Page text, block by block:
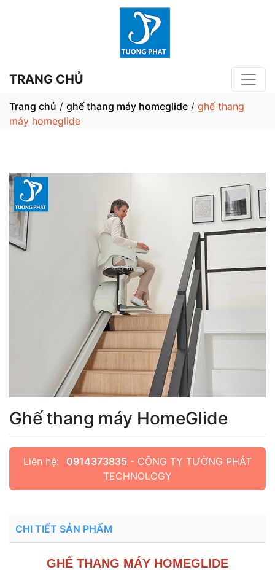
TRANG CHỦ
Trang chủ / ghế thang máy homeglide / ghế thang
máy homeglide
Ghế thang máy HomeGlide
Liên hệ: 0914373835 - CÔNG TY TƯỜNG PHÁT
TECHNOLOGY
CHI TIẾT SẢN PHẨM
GHẾ THANG MÁY HOMEGLIDE